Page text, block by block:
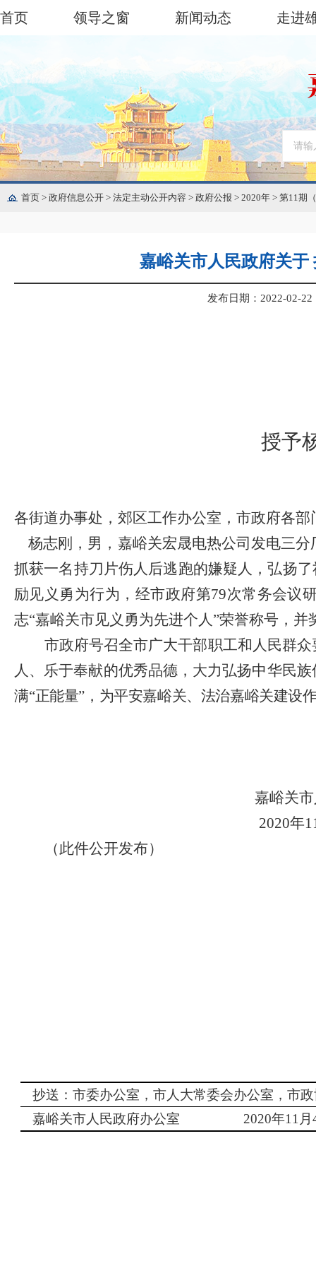
首页 领导之窗 新闻动态 走进
首页 > 政府信息公开 > 法定主动公开内容 > 政府公报 > 2020年 > 第11期
嘉峪关市人民政府关于
发布日期：2022-02-22
授予
各街道办事处，郊区工作办公室，市政府各部
杨志刚，男，嘉峪关宏晟电热公司发电三
抓获一名持刀片伤人后逃跑的嫌疑人，弘扬
励见义勇为行为，经市政府第79次常务会议
志“嘉峪关市见义勇为先进个人”荣誉称号，并
市政府号召全市广大干部职工和人民群
人、乐于奉献的优秀品德，大力弘扬中华民
满“正能量”，为平安嘉峪关、法治嘉峪关建设
嘉峪关
2020年
（此件公开发布）
抄送：市委办公室，市人大常委会办公室，市
嘉峪关市人民政府办公室 2020年11 月